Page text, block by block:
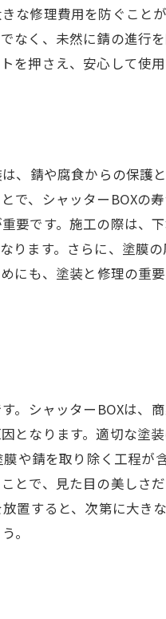
な修理費用を防ぐこと
なく、未然に錆の進行
押さえ、安心して使
、錆や腐食からの保護
、シャッターBOXの
要です。施工の際は、
ります。さらに、塗膜
にも、塗装と修理の重
。シャッターBOXは、
となります。適切な塗
や錆を取り除く工程が
とで、見た目の美しさ
すると、次第に大き
。